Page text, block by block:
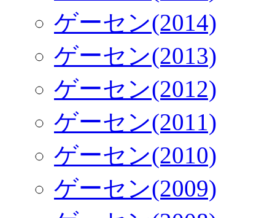
ゲーセン(2014)
ゲーセン(2013)
ゲーセン(2012)
ゲーセン(2011)
ゲーセン(2010)
ゲーセン(2009)